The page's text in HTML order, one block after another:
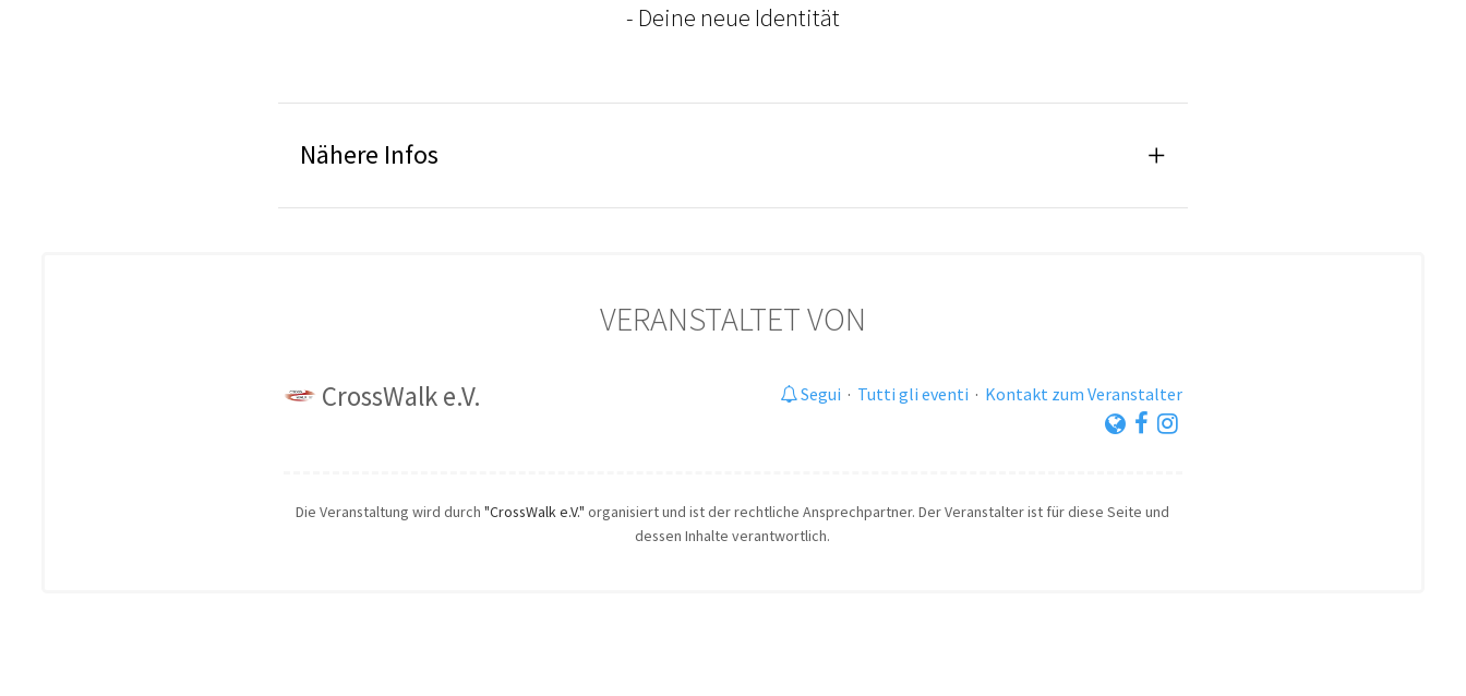
- Deine neue Identität
Nähere Infos
VERANSTALTET VON
CrossWalk e.V. Segui · Tutti gli eventi · Kontakt zum Veranstalter
Die Veranstaltung wird durch"CrossWalk e.V." organisiert und ist der rechtliche Ansprechpartner. Der Veranstalter ist für diese Seite und
dessen Inhalte verantwortlich.